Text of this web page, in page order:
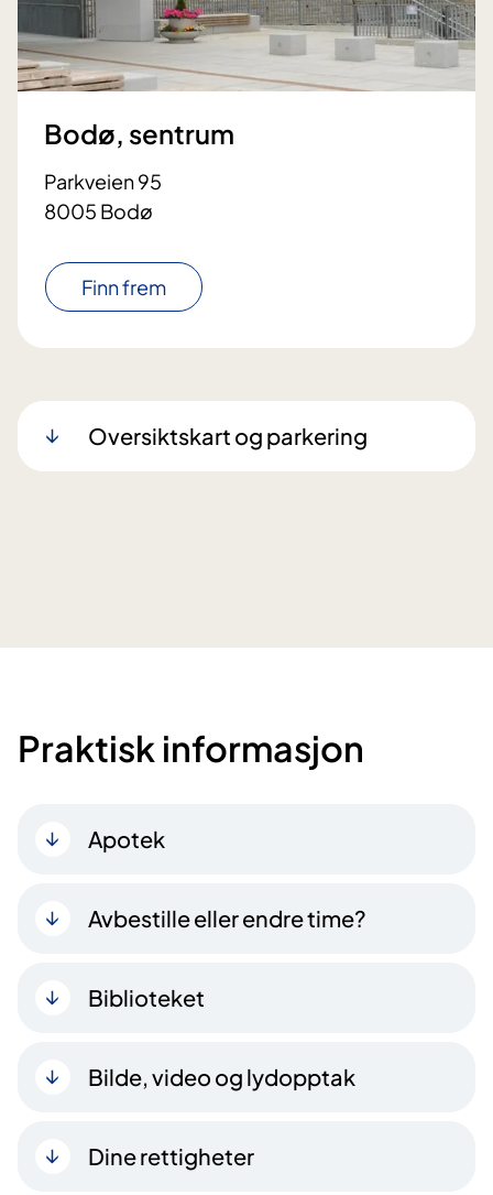
Bodø, sentrum
Parkveien 95
8005 Bodø
Finn frem
Oversiktskart og parkering
Praktisk informasjon
Apotek
Avbestille eller endre time?
Biblioteket
Bilde, video og lydopptak
Dine rettigheter